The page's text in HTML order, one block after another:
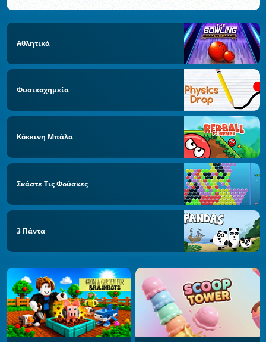
Αθλητικά
Φυσικοχημεία
Κόκκινη Μπάλα
Σκάστε Τις Φούσκες
3 Πάντα